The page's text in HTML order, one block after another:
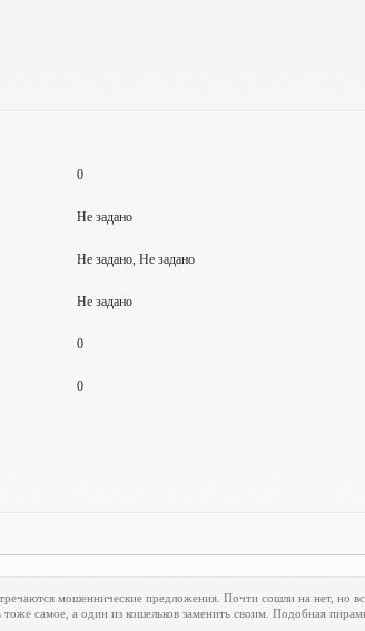
0
Не задано
Не задано, Не задано
Не задано
0
0
мошеннические предложения. Почти сошли на нет, но
самое, а один из кошельков заменить своим. Подобная